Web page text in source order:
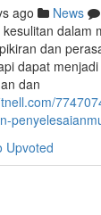
ago News
dalam
dan
dapat
dan
Upvoted